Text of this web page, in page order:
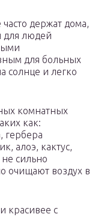
держат дома,
для людей
для больных
солнце и легко
комнатных
как:
гербера
алоэ, кактус,
сильно
очищают воздух в
красивее с